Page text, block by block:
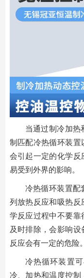
当通过制冷加热
制匹配冷热循环装置
会引起一定的化学反
易受到外界的影响。
冷热循环装置配
列放热反应和吸热反
学反应过程中不要靠
及时排除，会影响
反应会有一定的危险。
冷热循环装置
冷、加热和温度控制